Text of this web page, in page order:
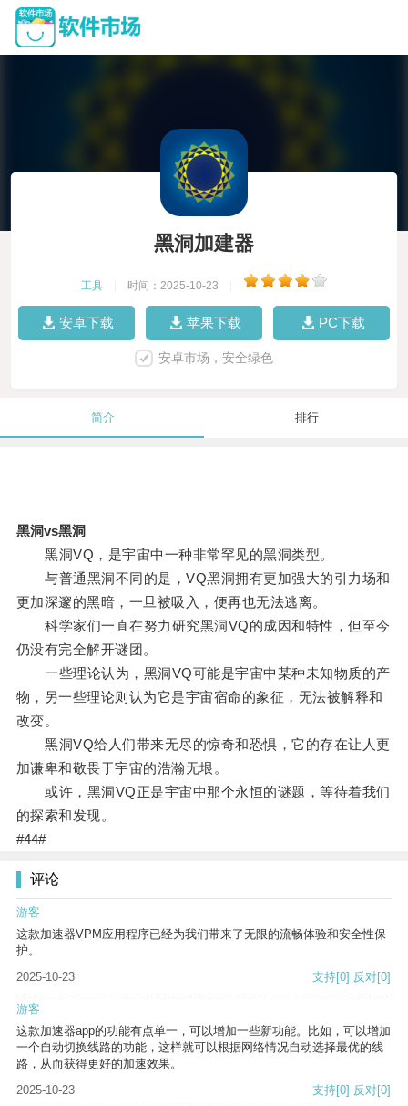
黑洞加建器
工具 时间：2025-10-23
安卓下载 苹果下载 PC下载
安卓市场，安全绿色
简介 排行
黑洞vs黑洞
黑洞VQ，是宇宙中一种非常罕见的黑洞类型。
与普通黑洞不同的是，VQ黑洞拥有更加强大的引力场和
更加深邃的黑暗，一旦被吸入，便再也无法逃离。
科学家们一直在努力研究黑洞VQ的成因和特性，但至今
仍没有完全解开谜团。
一些理论认为，黑洞VQ可能是宇宙中某种未知物质的产
物，另一些理论则认为它是宇宙宿命的象征，无法被解释和
改变。
黑洞VQ给人们带来无尽的惊奇和恐惧，它的存在让人更
加谦卑和敬畏于宇宙的浩瀚无垠。
或许，黑洞VQ正是宇宙中那个永恒的谜题，等待着我们
的探索和发现。
#44#
评论
游客
这款加速器VPM应用程序已经为我们带来了无限的流畅体验和安全性保
护。
2025-10-23
支持[0] 反对[0]
游客
这款加速器app的功能有点单一，可以增加一些新功能。比如，可以增加
一个自动切换线路的功能，这样就可以根据网络情况自动选择最优的线
路，从而获得更好的加速效果。
2025-10-23
支持[0] 反对[0]